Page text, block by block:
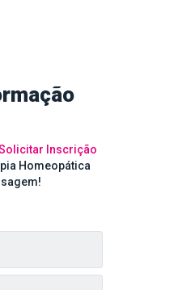
Inscrição
Homeopática